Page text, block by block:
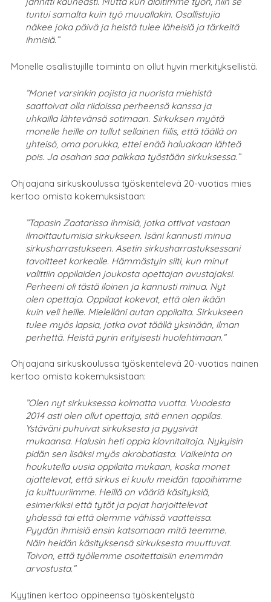
tuntui samalta kuin työ muuallakin. Osallistujia
näkee joka päivä ja heistä tulee läheisiä ja tärkeitä
ihmisiä.”
Monelle osallistujille toiminta on ollut hyvin merkityksellistä.
”Monet varsinkin pojista ja nuorista miehistä
saattoivat olla riidoissa perheensä kanssa ja
uhkailla lähtevänsä sotimaan. Sirkuksen myötä
monelle heille on tullut sellainen fiilis, että täällä on
yhteisö, oma porukka, ettei enää haluakaan lähteä
pois. Ja osahan saa palkkaa työstään sirkuksessa.”
Ohjaajana sirkuskoulussa työskentelevä 20-vuotias mies
kertoo omista kokemuksistaan:
”Tapasin Zaatarissa ihmisiä, jotka ottivat vastaan
ilmoittautumisia sirkukseen. Isäni kannusti minua
sirkusharrastukseen. Asetin sirkusharrastuksessani
tavoitteet korkealle. Hämmästyin silti, kun minut
valittiin oppilaiden joukosta opettajan avustajaksi.
Perheeni oli tästä iloinen ja kannusti minua. Nyt
olen opettaja. Oppilaat kokevat, että olen ikään
kuin veli heille. Mielelläni autan oppilaita. Sirkukseen
tulee myös lapsia, jotka ovat täällä yksinään, ilman
perhettä. Heistä pyrin erityisesti huolehtimaan.”
Ohjaajana sirkuskoulussa työskentelevä 20-vuotias nainen
kertoo omista kokemuksistaan:
”Olen nyt sirkuksessa kolmatta vuotta. Vuodesta
2014 asti olen ollut opettaja, sitä ennen oppilas.
Ystäväni puhuivat sirkuksesta ja pyysivät
mukaansa. Halusin heti oppia klovnitaitoja. Nykyisin
pidän sen lisäksi myös akrobatiasta. Vaikeinta on
houkutella uusia oppilaita mukaan, koska monet
ajattelevat, että sirkus ei kuulu meidän tapoihimme
ja kulttuuriimme. Heillä on vääriä käsityksiä,
esimerkiksi että tytöt ja pojat harjoittelevat
yhdessä tai että olemme vähissä vaatteissa.
Pyydän ihmisiä ensin katsomaan mitä teemme.
Näin heidän käsityksensä sirkuksesta muuttuvat.
Toivon, että työllemme osoitettaisiin enemmän
arvostusta.”
Kyytinen kertoo oppineensa työskentelystä